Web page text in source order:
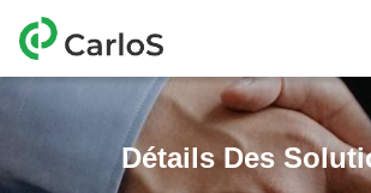
Détails Des